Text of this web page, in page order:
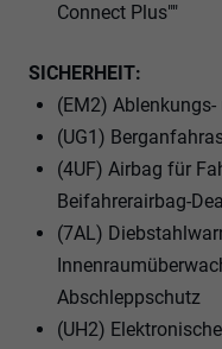
Connect Plus""
SICHERHEIT:
(EM2)
(UG1)
(4UF) Airbag für
Beifahrerairbag-
(7AL)
Abschleppschutz
(UH2)